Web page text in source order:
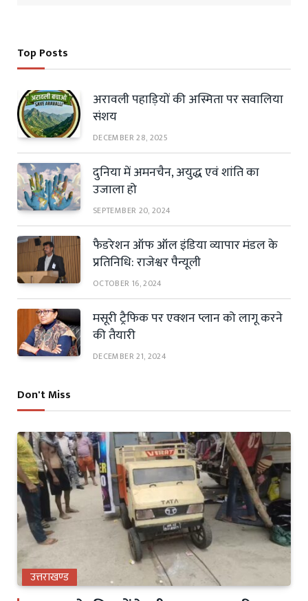
Top Posts
अरावली पहाड़ियों की अस्मिता पर सवालिया
संशय
DECEMBER 28, 2025
दुनिया में अमनचैन, अयुद्ध एवं शांति का
उजाला हो
SEPTEMBER 20, 2024
फैडरेशन ऑफ ऑल इंडिया व्यापार मंडल के
प्रतिनिधि: राजेश्वर पैन्यूली
OCTOBER 16, 2024
मसूरी ट्रैफिक पर एक्शन प्लान को लागू करने
की तैयारी
DECEMBER 21, 2024
Don't Miss
उत्तराखण्ड